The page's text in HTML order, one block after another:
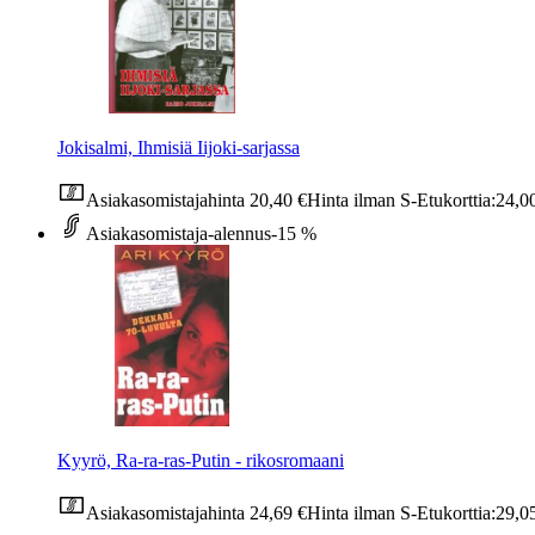
Jokisalmi, Ihmisiä Iijoki-sarjassa
Asiakasomistajahinta 20,40 €Hinta ilman S-Etukorttia:
Asiakasomistaja-alennus-15 %
Kyyrö, Ra-ra-ras-Putin - rikosromaani
Asiakasomistajahinta 24,69 €Hinta ilman S-Etukorttia: